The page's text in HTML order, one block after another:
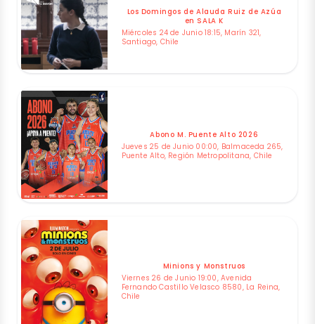
Los Domingos de Alauda Ruiz de Azúa
en SALA K
Miércoles 24 de Junio 18:15, Marín 321,
Santiago, Chile
Abono M. Puente Alto 2026
Jueves 25 de Junio 00:00, Balmaceda 265,
Puente Alto, Región Metropolitana, Chile
Minions y Monstruos
Viernes 26 de Junio 19:00, Avenida
Fernando Castillo Velasco 8580, La Reina,
Chile